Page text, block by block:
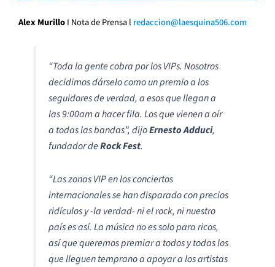
Alex MurilloI Nota de Prensa l redaccion@laesquina506.com
“Toda la gente cobra por los VIPs. Nosotros
decidimos dárselo como un premio a los
seguidores de verdad, a esos que llegan a
las 9:00am a hacer fila. Los que vienen a oír
a todas las bandas”, dijoErnesto Adduci,
fundador deRock Fest.
“Las zonas VIP en los conciertos
internacionales se han disparado con precios
ridículos y -la verdad- ni el rock, ni nuestro
país es así. La música no es solo para ricos,
así que queremos premiar a todos y todas los
que lleguen temprano a apoyar a los artistas